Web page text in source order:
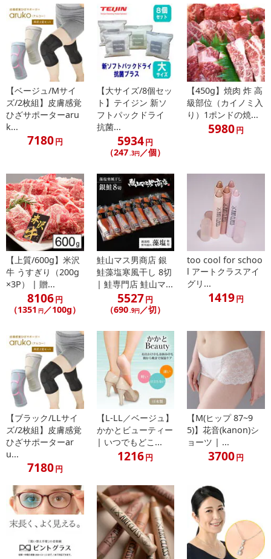
【ベージュ/Mサイ
ズ/2枚組】皮膚感覚
ひざサポーターaru
k...
7180円
【大サイズ/8個セッ
ト】テイジン 新ソ
フトパックドライ
抗菌...
5934円
（247.3円 ／個）
【450g】焼肉 炸 高
級部位（カイノミ入
り）1ポンドの焼...
5980円
【上質/600g】米沢
牛 うすぎり（200g
×3P） | 贈...
8106円
（1351 円／100g）
鮭山マス男商店 銀
鮭藻塩寒風干し 8切
| 鮭専門店 鮭山マ...
5527円
（690.9円／切）
too cool for schoo
l アートクラスアイ
グリ...
1419円
【ブラック/LLサイ
ズ/2枚組】皮膚感覚
ひざサポーターar
u...
7180円
【L-LL／ベージュ】
かかとビューティー
| いつでもどこ...
1216円
【M(ヒップ 87~9
5)】花音(kanon)シ
ョーツ | ...
3700円